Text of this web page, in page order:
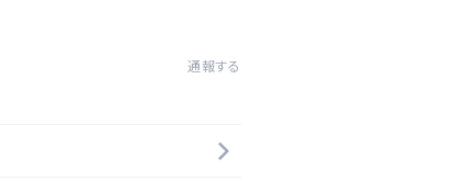
通報する